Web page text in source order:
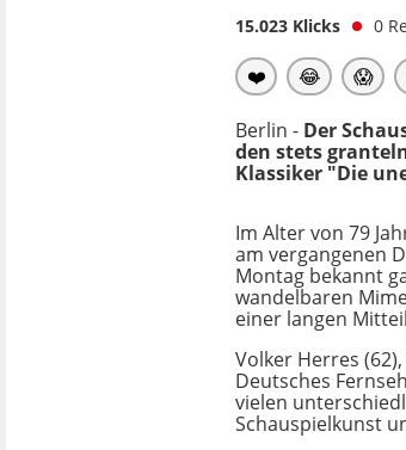
15.023 Klicks 0
❤️ 😂 😱
Berlin - Der
den stets
Klassiker "Die
Im Alter von 79
am vergangenen
Montag bekannt
wandelbaren
einer langen
Volker Herres
Deutsches
vielen
Schauspielkunst